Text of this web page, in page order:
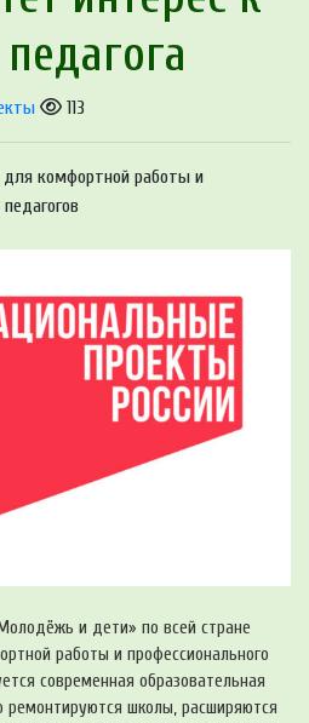
113
для комфортной работы и
и дети» по всей стране
работы и профессионального
современная образовательная
ремонтируются школы, расширяются